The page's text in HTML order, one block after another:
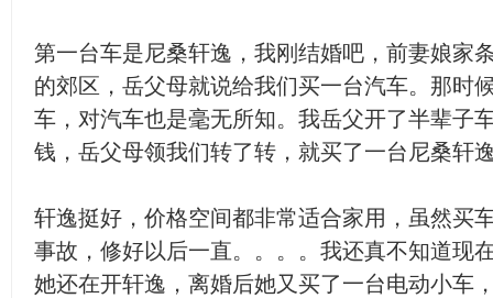
第一台车是尼桑轩逸，我刚结婚吧，前妻娘家
的郊区，岳父母就说给我们买一台汽车。那时
车，对汽车也是毫无所知。我岳父开了半辈子
钱，岳父母领我们转了转，就买了一台尼桑轩
轩逸挺好，价格空间都非常适合家用，虽然买
事故，修好以后一直。。。。我还真不知道现
她还在开轩逸，离婚后她又买了一台电动小车